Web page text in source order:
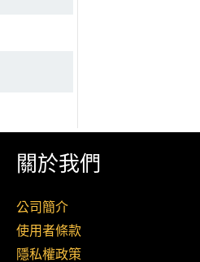
關於我們
公司簡介
使用者條款
隱私權政策